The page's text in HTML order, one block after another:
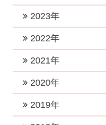
2026年5月 (1)
2026年4月 (1)
2026年3月 (1)
2026年2月 (1)
2025年9月 (1)
2025年8月 (1)
2025年6月 (2)
2025年5月 (1)
2025年2月 (2)
2024年12月 (2)
2024年10月 (1)
2024年9月 (2)
2024年8月 (1)
2024年6月 (3)
2023年
2023年12月 (1)
2023年8月 (2)
2023年7月 (2)
2023年5月 (1)
2022年
2022年12月 (1)
2022年10月 (1)
2022年8月 (1)
2021年
2021年11月 (4)
2021年8月 (2)
2020年
2020年12月 (2)
2019年